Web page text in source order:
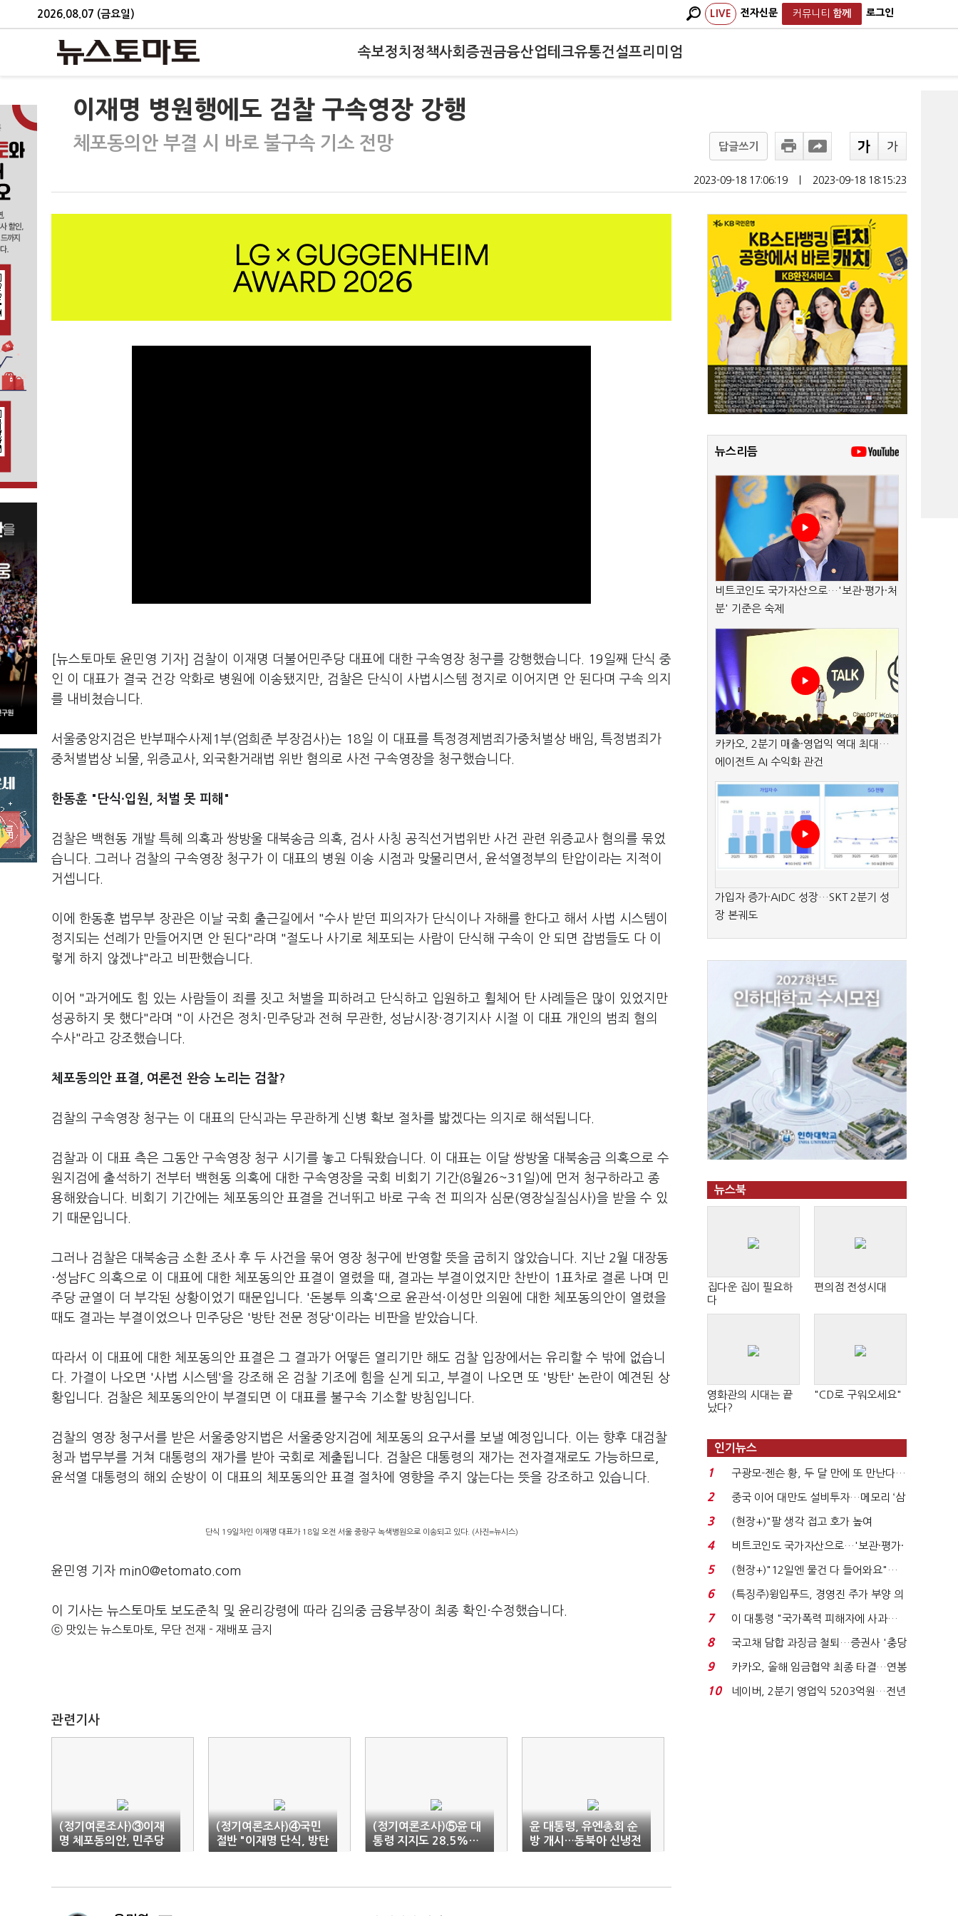
2026.08.07 (금요일) LIVE 전자신문 커뮤니티 함께 로그인
속보정치 정책사회 증권금융산업테크유통건설프리미엄
이재명 병원행에도 검찰 구속영장 강행
체포동의안 부결 시 바로 불구속 기소 전망 답글쓰기
2023-09-18 17:06:19 2023-09-18 18:15:23
[뉴스토마토 윤민영 기자] 검찰이 이재명 더불어민주당 대표에 대한 구속영장 청구를 강행했습니다. 19일째 단식 중
인 이 대표가 결국 건강 악화로 병원에 이송됐지만, 검찰은 단식이 사법시스템 정지로 이어지면 안 된다며 구속 의지
를 내비쳤습니다.
서울중앙지검은 반부패수사제1부(엄희준 부장검사)는 18일 이 대표를 특정경제범죄가중처벌상 배임, 특정범죄가
중처벌법상 뇌물, 위증교사, 외국환거래법 위반 혐의로 사전 구속영장을 청구했습니다.
한동훈 "단식·입원, 처벌 못 피해"
검찰은 백현동 개발 특혜 의혹과 쌍방울 대북송금 의혹, 검사 사칭 공직선거법위반 사건 관련 위증교사 혐의를 묶었
습니다. 그러나 검찰의 구속영장 청구가 이 대표의 병원 이송 시점과 맞물리면서, 윤석열정부의 탄압이라는 지적이
거셉니다.
이에 한동훈 법무부 장관은 이날 국회 출근길에서 "수사 받던 피의자가 단식이나 자해를 한다고 해서 사법 시스템이
정지되는 선례가 만들어지면 안 된다"라며 "절도나 사기로 체포되는 사람이 단식해 구속이 안 되면 잡범들도 다 이
렇게 하지 않겠냐"라고 비판했습니다.
이어 "과거에도 힘 있는 사람들이 죄를 짓고 처벌을 피하려고 단식하고 입원하고 휠체어 탄 사례들은 많이 있었지만
성공하지 못 했다"라며 "이 사건은 정치·민주당과 전혀 무관한, 성남시장·경기지사 시절 이 대표 개인의 범죄 혐의
수사"라고 강조했습니다.
체포동의안 표결, 여론전 완승 노리는 검찰?
검찰의 구속영장 청구는 이 대표의 단식과는 무관하게 신병 확보 절차를 밟겠다는 의지로 해석됩니다.
검찰과 이 대표 측은 그동안 구속영장 청구 시기를 놓고 다퉈왔습니다. 이 대표는 이달 쌍방울 대북송금 의혹으로 수
원지검에 출석하기 전부터 백현동 의혹에 대한 구속영장을 국회 비회기 기간(8월26~31일)에 먼저 청구하라고 종
용해왔습니다. 비회기 기간에는 체포동의안 표결을 건너뛰고 바로 구속 전 피의자 심문(영장실질심사)을 받을 수 있
기 때문입니다.
그러나 검찰은 대북송금 소환 조사 후 두 사건을 묶어 영장 청구에 반영할 뜻을 굽히지 않았습니다. 지난 2월 대장동
·성남FC 의혹으로 이 대표에 대한 체포동의안 표결이 열렸을 때, 결과는 부결이었지만 찬반이 1표차로 결론 나며 민
주당 균열이 더 부각된 상황이었기 때문입니다. '돈봉투 의혹'으로 윤관석·이성만 의원에 대한 체포동의안이 열렸을
때도 결과는 부결이었으나 민주당은 '방탄 전문 정당'이라는 비판을 받았습니다.
따라서 이 대표에 대한 체포동의안 표결은 그 결과가 어떻든 열리기만 해도 검찰 입장에서는 유리할 수 밖에 없습니
다. 가결이 나오면 '사법 시스템'을 강조해 온 검찰 기조에 힘을 싣게 되고, 부결이 나오면 또 '방탄' 논란이 예견된 상
황입니다. 검찰은 체포동의안이 부결되면 이 대표를 불구속 기소할 방침입니다.
검찰의 영장 청구서를 받은 서울중앙지법은 서울중앙지검에 체포동의 요구서를 보낼 예정입니다. 이는 향후 대검찰
청과 법무부를 거쳐 대통령의 재가를 받아 국회로 제출됩니다. 검찰은 대통령의 재가는 전자결재로도 가능하므로,
윤석열 대통령의 해외 순방이 이 대표의 체포동의안 표결 절차에 영향을 주지 않는다는 뜻을 강조하고 있습니다.
단식 19일차인 이재명 대표가 18일 오전 서울 중랑구 녹색병원으로 이송되고 있다. (사진=뉴시스)
윤민영 기자 min0@etomato.com
이 기사는 뉴스토마토 보도준칙 및 윤리강령에 따라 김의중 금융부장이 최종 확인·수정했습니다.
ⓒ 맛있는 뉴스토마토, 무단 전재 - 재배포 금지
관련기사
(정기여론조사)③이재
명 체포동의안, 민주당
표결 찬반 '팽팽'
(정기여론조사)④국민
절반 "이재명 단식, 방탄
아닌 대정부 투쟁"
(정기여론조사)⑤윤 대
통령 지지도 28.5%…
올해 첫 20%대
윤 대통령, 유엔총회 순
방 개시…동북아 신냉전
분수령
뉴스리듬
비트코인도 국가자산으로…'보관·평가·처
분' 기준은 숙제
카카오, 2분기 매출·영업익 역대 최대…
에이전트 AI 수익화 관건
가입자 증가·AIDC 성장…SKT 2분기 성
장 본궤도
뉴스북
집다운 집이 필요하
다
편의점 전성시대
영화관의 시대는 끝
났다?
"CD로 구워오세요"
인기뉴스
1
구광모-젠슨 황, 두 달 만에 또 만난다…
로봇·AI 등 논...
2
중국 이어 대만도 설비투자…메모리 ‘삼
국전쟁’
3
(현장+)"팔 생각 접고 호가 높여
요"…'덜 똘똘한 한 채' 20...
4
비트코인도 국가자산으로…'보관·평가·
처분' 기준은 ...
5
(현장+)"12일엔 물건 다 들어와요"…
빈 매대 채우며 문 연 ...
6
(특징주)윙입푸드, 경영진 주가 부양 의
지에 상한가...
7
이 대통령 "국가폭력 피해자에 사과…
적극적 조사로 진...
8
국고채 담합 과징금 철퇴…증권사 '충당
금 폭탄' 우려...
9
카카오, 올해 임금협약 최종 타결…연봉
6.3% 인상·격려...
10
네이버, 2분기 영업익 5203억원…전년